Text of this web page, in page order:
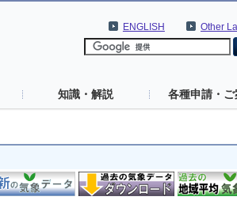
Other
ENGLISH
知識・解説 各種申請・ご